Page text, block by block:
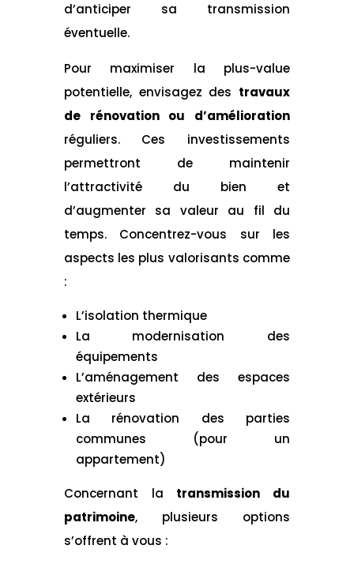
d’anticiper sa transmission
éventuelle.
Pour maximiser la plus-value
potentielle, envisagez des travaux
de rénovation ou d’amélioration
réguliers. Ces investissements
permettront de maintenir
l’attractivité du bien et
d’augmenter sa valeur au fil du
temps. Concentrez-vous sur les
aspects les plus valorisants comme
:
L’isolation thermique
La modernisation des
équipements
L’aménagement des espaces
extérieurs
La rénovation des parties
communes (pour un
appartement)
Concernant la transmission du
patrimoine, plusieurs options
s’offrent à vous :